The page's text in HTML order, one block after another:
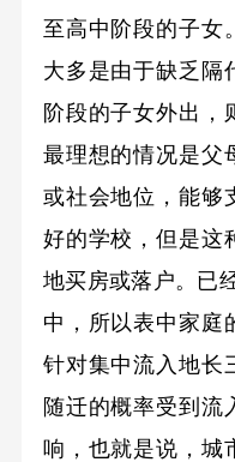
至高中阶段的子女
大多是由于缺乏隔
阶段的子女外出，
最理想的情况是父
或社会地位，能够
好的学校，但是这
地买房或落户。已
中，所以表中家庭
针对集中流入地长
随迁的概率受到流
响，也就是说，城